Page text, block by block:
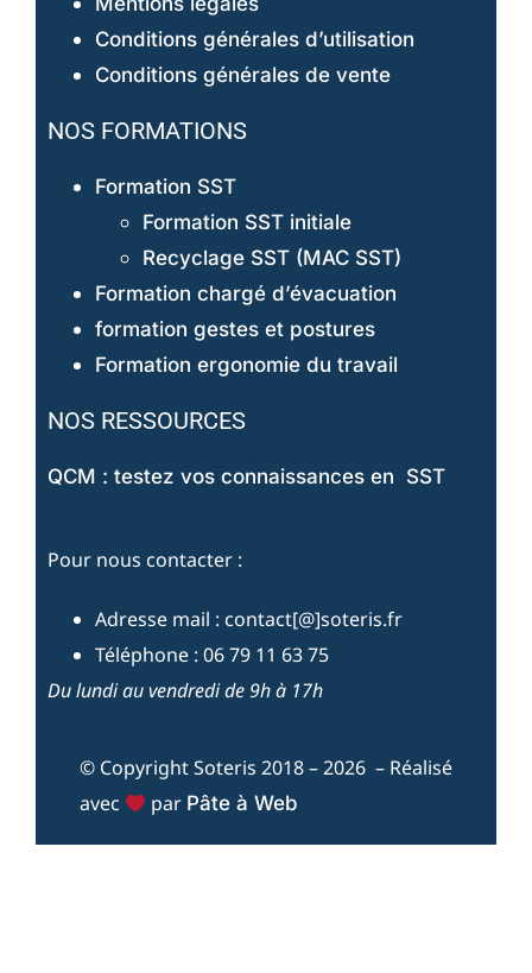
Conditions générales d’utilisation
Conditions générales de vente
NOS FORMATIONS
Formation SST
Formation SST initiale
Recyclage SST (MAC SST)
Formation chargé d’évacuation
formation gestes et postures
Formation ergonomie du travail
NOS RESSOURCES
QCM : testez vos connaissances en SST
Pour nous contacter :
Adresse mail : contact[@]soteris.fr
Téléphone : 06 79 11 63 75
Du lundi au vendredi de 9h à 17h
© Copyright Soteris 2018 – 2026 – Réalisé
avec
par Pâte à Web